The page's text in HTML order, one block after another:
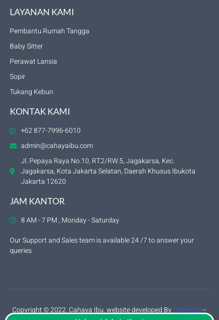
LAYANAN KAMI
Pembantu Rumah Tangga
Baby Sitter
Perawat Lansia
Sopir
Tukang Kebun
KONTAK KAMI
+62 877-7996-6010
admin@cahayaibu.com
Jl. Pepaya Raya No.10, RT.2/RW.5, Jagakarsa, Kec.
Jagakarsa, Kota Jakarta Selatan, Daerah Khusus Ibukota
Jakarta 12620
JAM KANTOR
8 AM - 7 PM , Monday - Saturday
Our Support and Sales team is available 24 /7 to answer your
queries
Copyright © 2022. Cahaya Ibu. website developed BySkeevy.id–